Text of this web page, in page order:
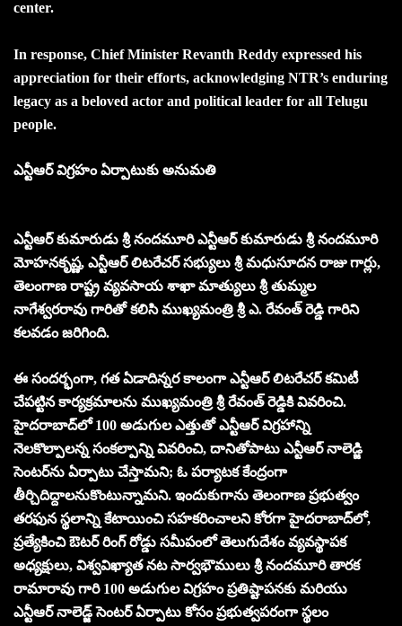
center.
In response, Chief Minister Revanth Reddy expressed his
appreciation for their efforts, acknowledging NTR’s enduring
legacy as a beloved actor and political leader for all Telugu
people.
ఎన్టీఆర్ విగ్రహం ఏర్పాటుకు అనుమతి
ఎన్టీఆర్‌ కుమారుడు శ్రీ నందమూరి ఎన్టీఆర్‌ కుమారుడు శ్రీ నందమూరి
మోహనకృష్ణ, ఎన్టీఆర్‌ లిటరేచర్‌ సభ్యులు శ్రీ మధుసూదన రాజు గార్లు,
తెలంగాణ రాష్ట్ర వ్యవసాయ శాఖా మాత్యులు శ్రీ తుమ్మల
నాగేశ్వరరావు గారితో కలిసి ముఖ్యమంత్రి శ్రీ ఎ. రేవంత్‌ రెడ్డి గారిని
కలవడం జరిగింది.
ఈ సందర్భంగా, గత ఏడాదిన్నర కాలంగా ఎన్టీఆర్‌ లిటరేచర్‌ కమిటీ
చేపట్టిన కార్యక్రమాలను ముఖ్యమంత్రి శ్రీ రేవంత్‌ రెడ్డికి వివరించి.
హైదరాబాద్‌లో 100 అడుగుల ఎత్తుతో ఎన్టీఆర్‌ విగ్రహాన్ని
నెలకొల్పాలన్న సంకల్పాన్ని వివరించి, దానితోపాటు ఎన్టీఆర్‌ నాలెడ్జి
సెంటర్‌ను ఏర్పాటు చేస్తామని; ఓ పర్యాటక కేంద్రంగా
తీర్చిదిద్దాలనుకొంటున్నామని. ఇందుకుగాను తెలంగాణ ప్రభుత్వం
తరఫున స్థలాన్ని కేటాయించి సహకరించాలని కోరగా హైదరాబాద్‌లో,
ప్రత్యేకించి ఔటర్‌ రింగ్‌ రోడ్డు సమీపంలో తెలుగుదేశం వ్యవస్థాపక
అధ్యక్షులు, విశ్వవిఖ్యాత నట సార్వభౌములు శ్రీ నందమూరి తారక
రామారావు గారి 100 అడుగుల విగ్రహం ప్రతిష్టాపనకు మరియు
ఎన్టీఆర్‌ నాలెడ్జ్‌ సెంటర్‌ ఏర్పాటు కోసం ప్రభుత్వపరంగా స్థలం